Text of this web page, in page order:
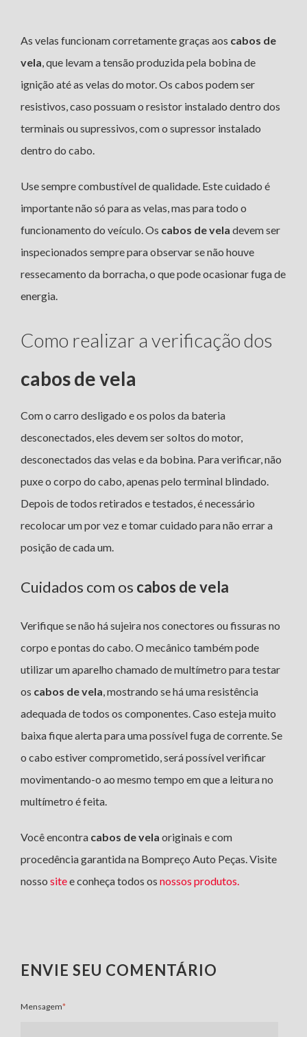
As velas funcionam corretamente graças aos cabos de
vela, que levam a tensão produzida pela bobina de
ignição até as velas do motor. Os cabos podem ser
resistivos, caso possuam o resistor instalado dentro dos
terminais ou supressivos, com o supressor instalado
dentro do cabo.
Use sempre combustível de qualidade. Este cuidado é
importante não só para as velas, mas para todo o
funcionamento do veículo. Os cabos de vela devem ser
inspecionados sempre para observar se não houve
ressecamento da borracha, o que pode ocasionar fuga de
energia.
Como realizar a verificação dos
cabos de vela
Com o carro desligado e os polos da bateria
desconectados, eles devem ser soltos do motor,
desconectados das velas e da bobina. Para verificar, não
puxe o corpo do cabo, apenas pelo terminal blindado.
Depois de todos retirados e testados, é necessário
recolocar um por vez e tomar cuidado para não errar a
posição de cada um.
Cuidados com os cabos de vela
Verifique se não há sujeira nos conectores ou fissuras no
corpo e pontas do cabo. O mecânico também pode
utilizar um aparelho chamado de multímetro para testar
os cabos de vela, mostrando se há uma resistência
adequada de todos os componentes. Caso esteja muito
baixa fique alerta para uma possível fuga de corrente. Se
o cabo estiver comprometido, será possível verificar
movimentando-o ao mesmo tempo em que a leitura no
multímetro é feita.
Você encontra cabos de vela originais e com
procedência garantida na Bompreço Auto Peças. Visite
nosso sitee conheça todos os nossos produtos.
ENVIE SEU COMENTÁRIO
Mensagem*